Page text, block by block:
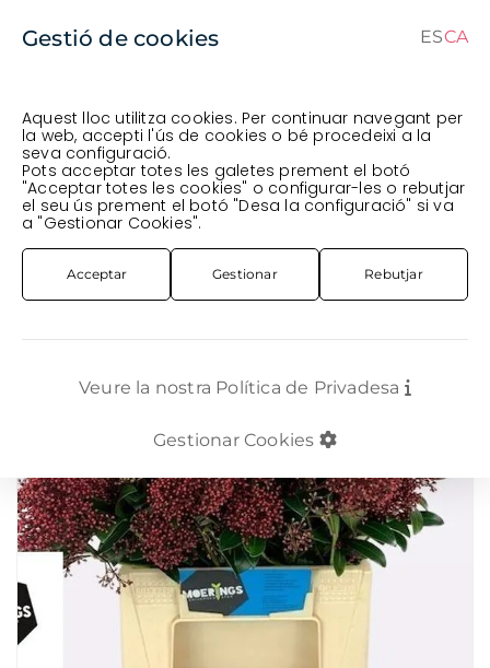
CAES
Comanda en curs (prevista per al) · Transportista
Veure comanda
FLOR TALLADA VERDS SKIMMIA RUBELLA 40CM
Gestió de cookies ESCA
Aquest lloc utilitza cookies. Per continuar navegant per
la web, accepti l'ús de cookies o bé procedeixi a la
seva configuració.
Pots acceptar totes les galetes prement el botó
"Acceptar totes les cookies" o configurar-les o rebutjar
el seu ús prement el botó "Desa la configuració" si va
a "Gestionar Cookies".
Acceptar Gestionar Rebutjar
Veure la nostra Política de Privadesa
Gestionar Cookies